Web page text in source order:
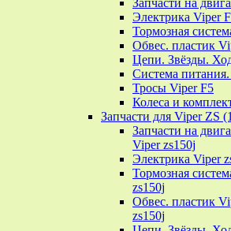
Электрика Viper
Тормозная
Обвес. пластик
Цепи. Звёзды.
Система
Тросы Viper F5
Колеса и
Запчасти для Viper ZS
Запчасти на
Viper zs150j
Электрика Viper
Тормозная
zs150j
Обвес. пластик
zs150j